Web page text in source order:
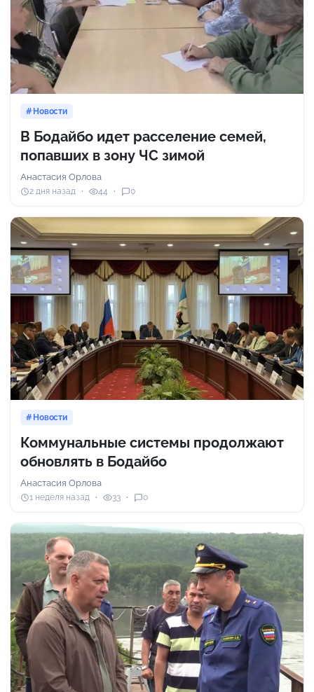
Новости
В Бодайбо идет расселение семей,
попавших в зону ЧС зимой
Анастасия Орлова
2 дня назад 44 0
Новости
Коммунальные системы продолжают
обновлять в Бодайбо
Анастасия Орлова
1 неделя назад 33 0